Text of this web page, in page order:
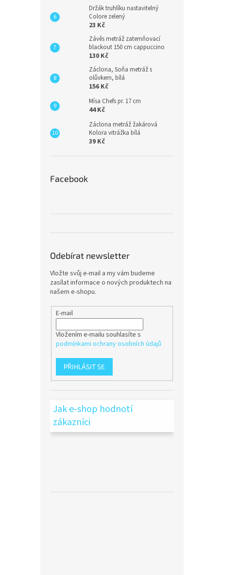
Držák truhlíku nastavitelný
Colore zelený
23 Kč
Závěs metráž zatemňovací
blackout 150 cm cappuccino
130 Kč
Záclona, Soňa metráž s
olůvkem, bílá
156 Kč
Mísa Chefs pr. 17 cm
44 Kč
Záclona metráž žakárová
Kolora vitrážka bílá
39 Kč
Facebook
Odebírat newsletter
Vložte svůj e-mail a my vám budeme
zasílat informace o nových produktech na
našem e-shopu.
E-mail
Vložením e-mailu souhlasíte s
podmínkami ochrany osobních údajů
PŘIHLÁSIT SE
Jak e-shop hodnotí
zákazníci